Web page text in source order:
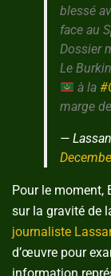
blessé
face au
Dossier
Le
à la
marge
—
Pour le moment,
sur la gravité de
journaliste
d’œuvre pour